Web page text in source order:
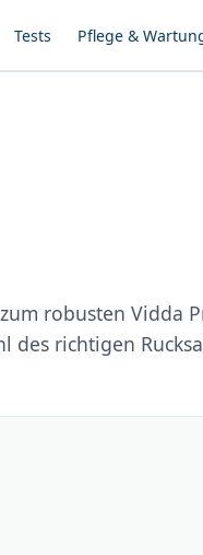
Tests Pflege &
robusten Vidda
des richtigen